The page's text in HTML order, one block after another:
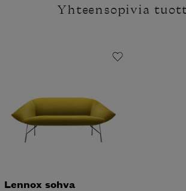
Yhteensopivia
Lennox sohva